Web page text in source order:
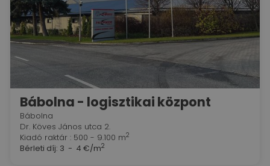
Bábolna - logisztikai központ
Bábolna
Dr. Köves János utca 2.
Kiadó raktár : 500 - 9.100 m2
Bérleti díj: 3 - 4 €/m2